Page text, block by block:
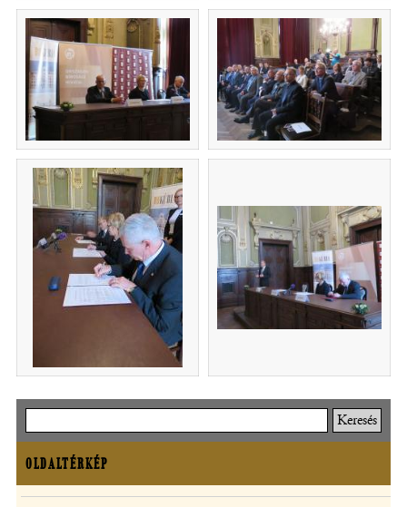
(új ablakban nyílik meg)
Oldaltérkép
OLDALTÉRKÉP